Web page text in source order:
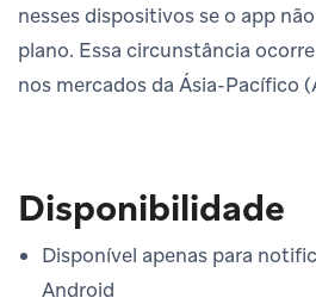
nesses dispositivos se o app
plano. Essa circunstância
nos mercados da Ásia-Pacífico
Disponibilidade
Disponível apenas para
Android